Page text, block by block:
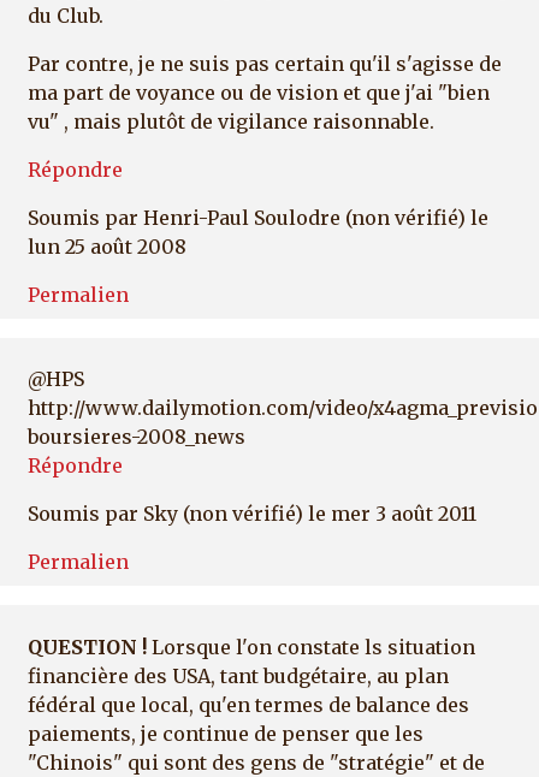
du Club.
Par contre, je ne suis pas certain qu'il s'agisse de
ma part de voyance ou de vision et que j'ai "bien
vu" , mais plutôt de vigilance raisonnable.
Répondre
Soumis par Henri-Paul Soulodre (non vérifié) le
lun 25 août 2008
Permalien
@HPS
http://www.dailymotion.com/video/
boursieres-2008_news
Répondre
Soumis par Sky (non vérifié) le mer 3 août 2011
Permalien
QUESTION ! Lorsque l'on constate ls situation
financière des USA, tant budgétaire, au plan
fédéral que local, qu'en termes de balance des
paiements, je continue de penser que les
"Chinois" qui sont des gens de "stratégie" et de